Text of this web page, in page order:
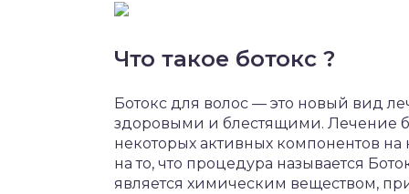
Что такое ботокс ?
Ботокс для волос — это новый вид
здоровыми и блестящими. Лечение
некоторых активных компонентов
на то, что процедура называется
является химическим веществом,